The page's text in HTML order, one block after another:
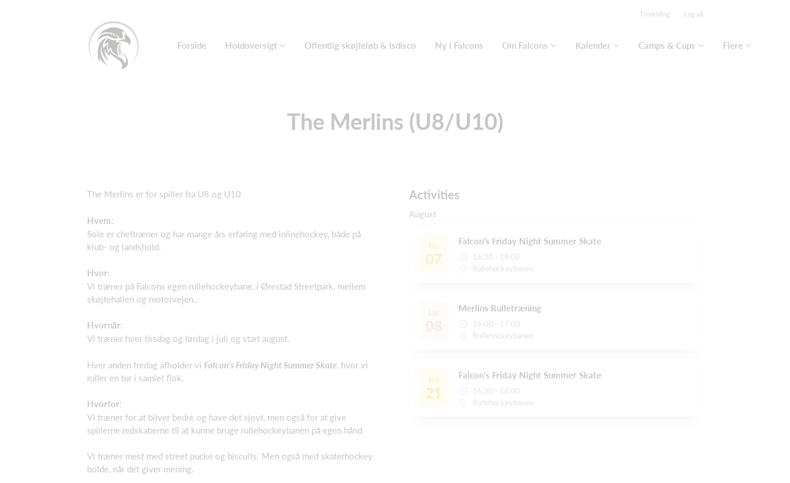
Tilmelding Log på
Forside Holdoversigt Offentlig skøjteløb & Isdisco Ny i Falcons Om Falcons Kalender Camps & Cups Flere
The Merlins (U8/U10)
The Merlins er for spiller fra U8 og U10
Hvem:
Sole er cheftræner og har mange års erfaring med inlinehockey, både på
klub- og landshold.
Hvor:
Vi træner på Falcons egen rullehockeybane, i Ørestad Streetpark, mellem
skøjtehallen og motorvejen..
Hvornår:
Vi træner hver tirsdag og lørdag i juli og start august.
Hver anden fredag afholder vi Falcon's Friday Night Summer Skate , hvor vi
ruller en tur i samlet flok.
Hvorfor:
Vi træner for at bliver bedre og have det sjovt, men også for at give
spillerne redskaberne til at kunne bruge rullehockeybanen på egen hånd
Vi træner mest med street pucke og biscuits. Men også med skaterhockey
bolde, når det giver mening.
Activities
August
Fre
07
Falcon's Friday Night Summer Skate
16:30 - 18:00
Rullehockeybanen
Merlins Rulletræning
16:00 - 17:00
Rullehockeybanen
Fre
21
Falcon's Friday Night Summer Skate
16:30 - 18:00
Rullehockeybanen